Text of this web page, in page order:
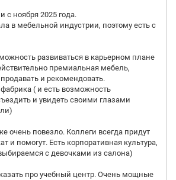
с ноября 2025 года.
в мебельной индустрии, поэтому есть с
развиваться в карьерном плане
премиальная мебель,
и рекомендовать.
( и есть возможность
и увидеть своими глазами
очень повезло. Коллеги всегда придут
и помогут. Есть корпоративная культура,
с девочками из салона)
про учебный центр. Очень мощные